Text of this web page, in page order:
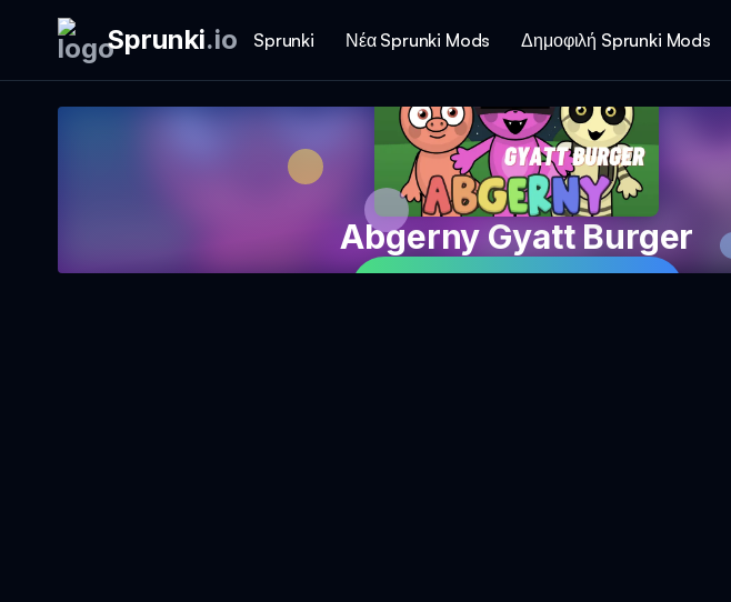
Sprunki.io Sprunki Νέα Sprunki Mods Δημοφιλή Sprunki Mods
Abgerny Gyatt Burger